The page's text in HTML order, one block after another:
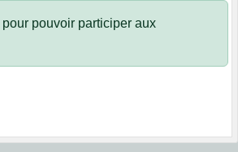
pour pouvoir participer aux